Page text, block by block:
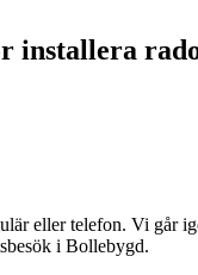
installera
eller telefon. Vi går
i Bollebygd.